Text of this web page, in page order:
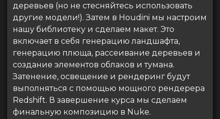
деревьев (но не стесняйтесь использовать
другие модели!). Затем в Houdini мы настроим
нашу библиотеку и сделаем макет. Это
включает в себя генерацию ландшафта,
генерацию плюща, рассеивание деревьев и
создание элементов облаков и тумана.
Затенение, освещение и рендеринг будут
выполняться с помощью мощного рендерера
Redshift. В завершение курса мы сделаем
финальную композицию в Nuke.